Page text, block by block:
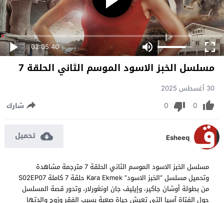
02:05:40
مسلسل الخبز الاسود الموسم الثاني الحلقة 7
30 أغسطس 2025
0
0 شارك
Esheeq تحميل
مسلسل الخبز الاسود الموسم الثاني الحلقة 7 مترجمة مشاهدة
وتحميل مسلسل “الخبز الاسود” Kara Ekmek حلقة 7 كاملة S02EP07
من بطولة أوشان جاكير، وإيليف جان اونغورلار، وتدور قصة المسلسل
حول الفتاة آسيا التي تعيش حياة صعبة بسبب الفقر وزوج والدتها